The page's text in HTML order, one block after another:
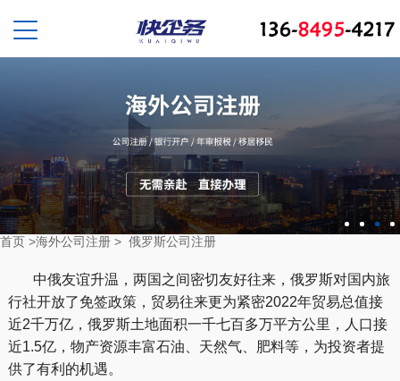
首页 >海外公司注册 > 俄罗斯公司注册
中俄友谊升温，两国之间密切友好往来，俄罗斯对国内旅
行社开放了免签政策，贸易往来更为紧密2022年贸易总值接
近2千万亿，俄罗斯土地面积一千七百多万平方公里，人口接
近1.5亿，物产资源丰富石油、天然气、肥料等，为投资者提
供了有利的机遇。